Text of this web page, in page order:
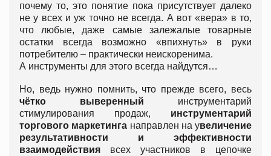
почему то, это понятие пока присутствует далеко
не у всех и уж точно не всегда. А вот «вера» в то,
что любые, даже самые залежалые товарные
остатки всегда возможно «впихнуть» в руки
потребителю – практически неискоренима.
А инструменты для этого всегда найдутся…
Но, ведь нужно помнить, что прежде всего, весь
чётко выверенный инструментарий
стимулирования продаж, инструментарий
торгового маркетинга направлен на увеличение
результативности и эффективности
взаимодействия всех участников в цепочке